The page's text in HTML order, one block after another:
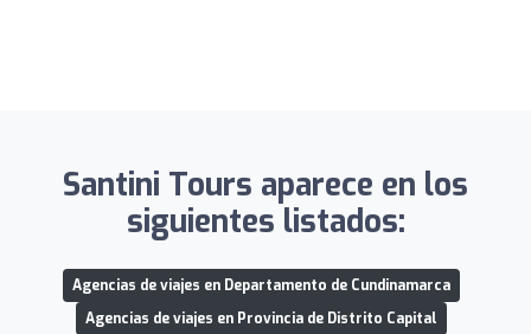
Santini Tours aparece en los
siguientes listados:
Agencias de viajes en Departamento de Cundinamarca
Agencias de viajes en Provincia de Distrito Capital